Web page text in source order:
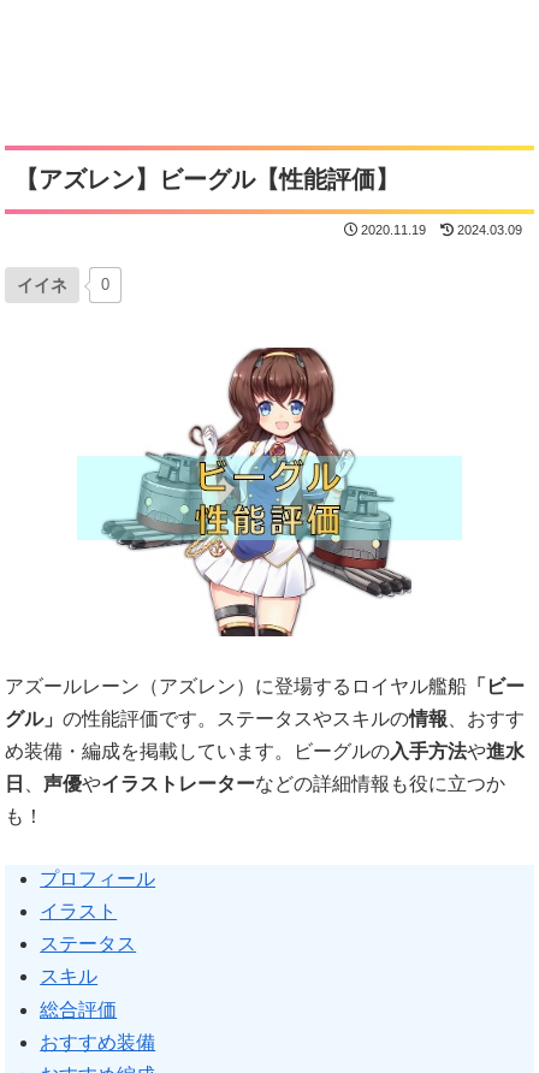
【アズレン】ビーグル【性能評価】
2020.11.19 2024.03.09
イイネ 0
アズールレーン（アズレン）に登場するロイヤル艦船 「ビー
グル」 の性能評価です。ステータスやスキルの情報 、おすす
め装備・編成を掲載しています。ビーグルの入手方法や進水
日
声優やイラストレーターなどの詳細情報も役に立つか
も！
プロフィール
イラスト
ステータス
スキル
総合評価
おすすめ装備